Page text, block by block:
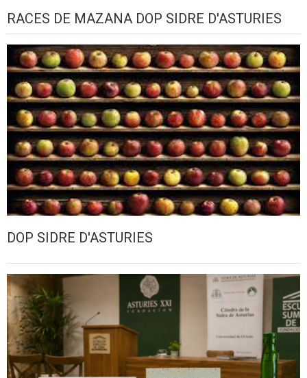
RACES DE MAZANA DOP SIDRE D'ASTURIES
DOP SIDRE D'ASTURIES